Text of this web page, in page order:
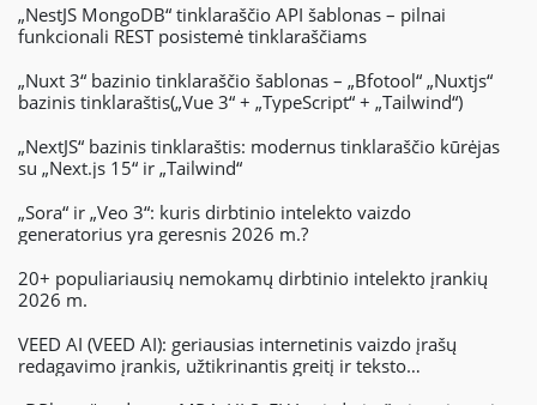
„NestJS MongoDB“ tinklaraščio API šablonas – pilnai
funkcionali REST posistemė tinklaraščiams
„Nuxt 3“ bazinio tinklaraščio šablonas – „Bfotool“ „Nuxtjs“
bazinis tinklaraštis(„Vue 3“ + „TypeScript“ + „Tailwind“)
„NextJS“ bazinis tinklaraštis: modernus tinklaraščio kūrėjas
su „Next.js 15“ ir „Tailwind“
„Sora“ ir „Veo 3“: kuris dirbtinio intelekto vaizdo
generatorius yra geresnis 2026 m.?
20+ populiariausių nemokamų dirbtinio intelekto įrankių
2026 m.
VEED AI (VEED AI): geriausias internetinis vaizdo įrašų
redagavimo įrankis, užtikrinantis greitį ir teksto